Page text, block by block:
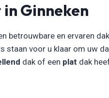
Ginneken
betrouwbare en ervaren
staan voor u klaar om uw
dak of een plat dak